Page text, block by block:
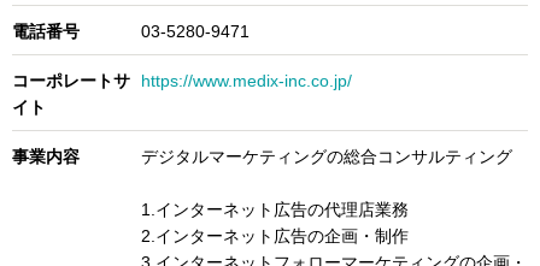
電話番号 03-5280-9471
コーポレートサ
イト
https://www.medix-inc.co.jp/
事業内容 デジタルマーケティングの総合コンサルティング
1.インターネット広告の代理店業務
2.インターネット広告の企画・制作
3.インターネットフォローマーケティングの企画・